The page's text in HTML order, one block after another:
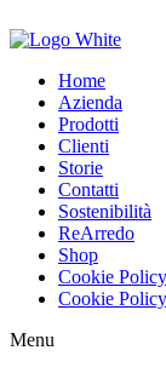
Home
Azienda
Prodotti
Clienti
Storie
Contatti
Sostenibilità
ReArredo
Shop
Cookie
Cookie
Menu